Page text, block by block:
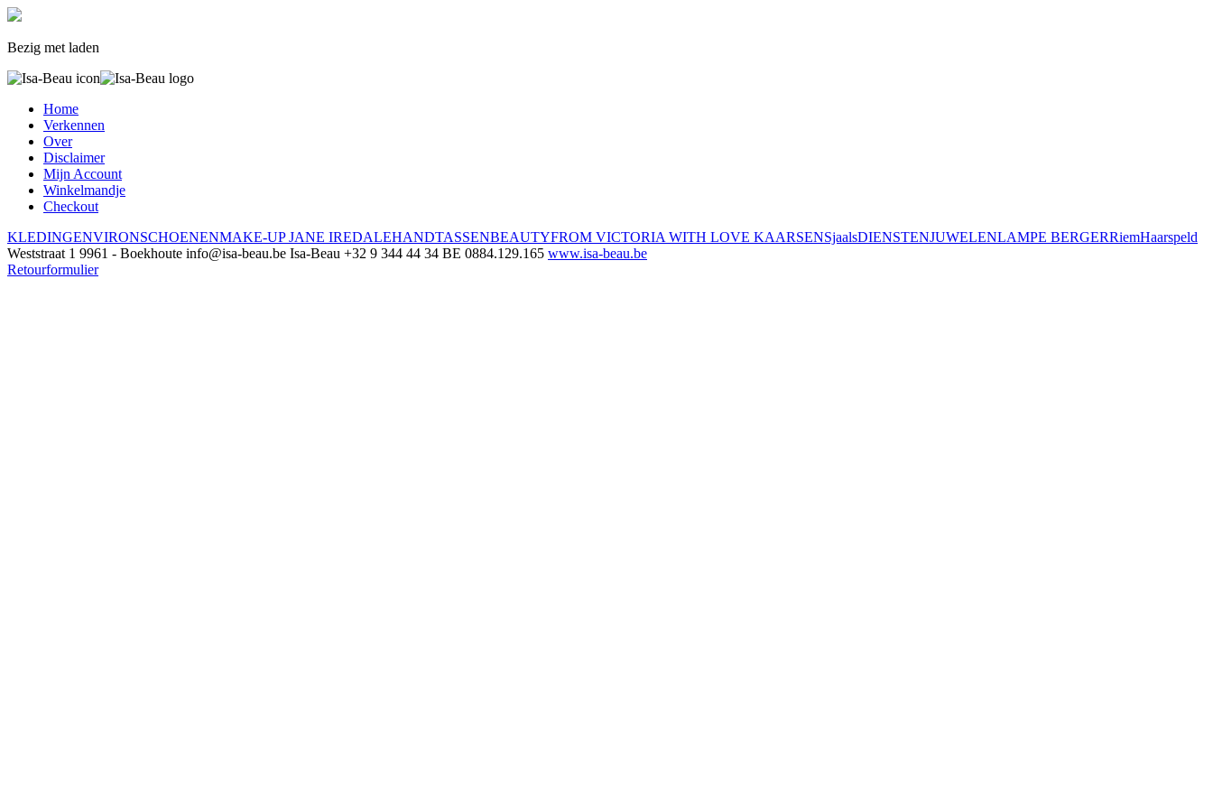
Bezig met laden
Home
Verkennen
Over
Disclaimer
Mijn Account
Winkelmandje
Checkout
KLEDINGENVIRONSCHOENENMAKE-UP JANE IREDALEHANDTASSENBEAUTYFROM VICTORIA WITH LOVE KAARSENSjaalsDIENSTENJUWELENLAMPE BERGERRiemHaarspeld
Weststraat 1 9961 - Boekhoute info@isa-beau.be Isa-Beau +32 9 344 44 34 BE 0884.129.165 www.isa-beau.be
Retourformulier